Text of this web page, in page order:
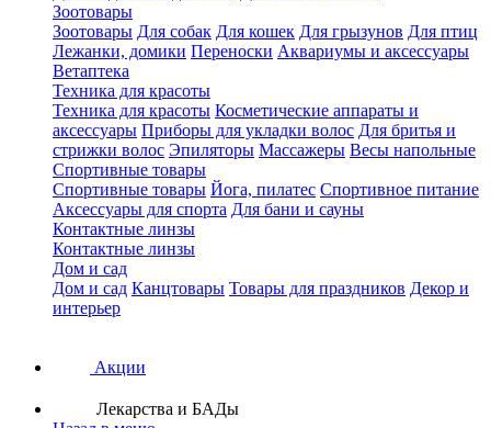
Зоотовары
Зоотовары Для собак Для кошек Для грызунов Для птиц
Лежанки, домики Переноски Аквариумы и аксессуары
Ветаптека
Техника для красоты
Техника для красоты Косметические аппараты и
аксессуары Приборы для укладки волос Для бритья и
стрижки волос Эпиляторы Массажеры Весы напольные
Спортивные товары
Спортивные товары Йога, пилатес Спортивное питание
Аксессуары для спорта Для бани и сауны
Контактные линзы
Контактные линзы
Дом и сад
Дом и сад Канцтовары Товары для праздников Декор и
интерьер
Акции
Лекарства и БАДы